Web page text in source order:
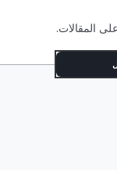
المقالات.